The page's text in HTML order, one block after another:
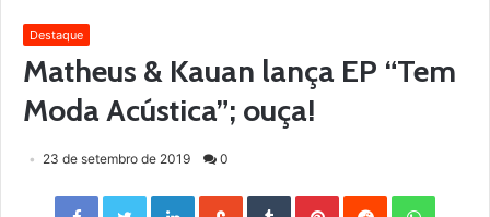
Destaque
Matheus & Kauan lança EP “Tem
Moda Acústica”; ouça!
23 de setembro de 2019 0
Facebook Twitter LinkedIn StumbleUpon Tumblr Pinterest Reddit